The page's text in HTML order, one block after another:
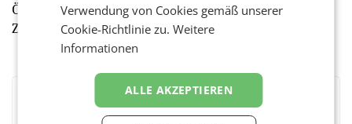
Österreich ist man bisher sehr schlecht darin", so
Zielina. (APA/red)
BEWERTEN SIE DIESEN ARTIKEL
Verwendung von Cookies gemäß unserer
Cookie-Richtlinie zu.Weitere
Informationen
ALLE AKZEPTIEREN